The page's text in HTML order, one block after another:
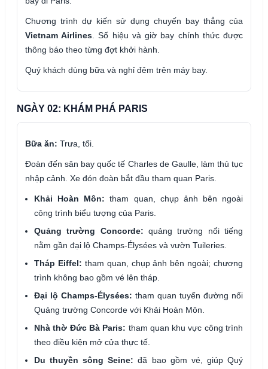
Chương trình dự kiến sử dụng chuyến bay thẳng của
Vietnam Airlines. Số hiệu và giờ bay chính thức được
thông báo theo từng đợt khởi hành.
Quý khách dùng bữa và nghỉ đêm trên máy bay.
NGÀY 02: KHÁM PHÁ PARIS
Bữa ăn: Trưa, tối.
Đoàn đến sân bay quốc tế Charles de Gaulle, làm thủ tục
nhập cảnh. Xe đón đoàn bắt đầu tham quan Paris.
Khải Hoàn Môn: tham quan, chụp ảnh bên ngoài
công trình biểu tượng của Paris.
Quảng trường Concorde: quảng trường nổi tiếng
nằm gần đại lộ Champs-Élysées và vườn Tuileries.
Tháp Eiffel: tham quan, chụp ảnh bên ngoài; chương
trình không bao gồm vé lên tháp.
Đại lộ Champs-Élysées: tham quan tuyến đường nối
Quảng trường Concorde với Khải Hoàn Môn.
Nhà thờ Đức Bà Paris: tham quan khu vực công trình
theo điều kiện mở cửa thực tế.
Du thuyền sông Seine: đã bao gồm vé, giúp Quý